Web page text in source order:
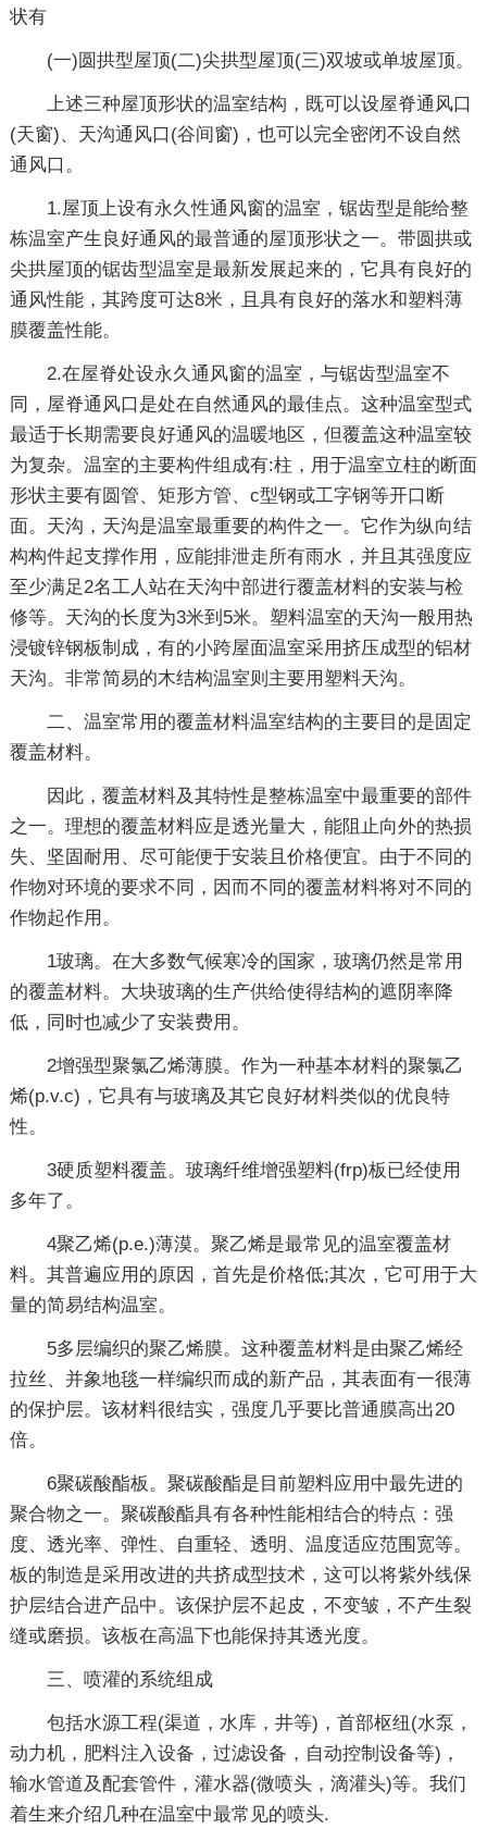
状有
(一)圆拱型屋顶(二)尖拱型屋顶(三)双坡或单坡屋顶。
上述三种屋顶形状的温室结构，既可以设屋脊通风口
(天窗)、天沟通风口(谷间窗)，也可以完全密闭不设自然
通风口。
1.屋顶上设有永久性通风窗的温室，锯齿型是能给整
栋温室产生良好通风的最普通的屋顶形状之一。带圆拱或
尖拱屋顶的锯齿型温室是最新发展起来的，它具有良好的
通风性能，其跨度可达8米，且具有良好的落水和塑料薄
膜覆盖性能。
2.在屋脊处设永久通风窗的温室，与锯齿型温室不
同，屋脊通风口是处在自然通风的最佳点。这种温室型式
最适于长期需要良好通风的温暖地区，但覆盖这种温室较
为复杂。温室的主要构件组成有:柱，用于温室立柱的断面
形状主要有圆管、矩形方管、c型钢或工字钢等开口断
面。天沟，天沟是温室最重要的构件之一。它作为纵向结
构构件起支撑作用，应能排泄走所有雨水，并且其强度应
至少满足2名工人站在天沟中部进行覆盖材料的安装与检
修等。天沟的长度为3米到5米。塑料温室的天沟一般用热
浸镀锌钢板制成，有的小跨屋面温室采用挤压成型的铝材
天沟。非常简易的木结构温室则主要用塑料天沟。
二、温室常用的覆盖材料温室结构的主要目的是固定
覆盖材料。
因此，覆盖材料及其特性是整栋温室中最重要的部件
之一。理想的覆盖材料应是透光量大，能阻止向外的热损
失、坚固耐用、尽可能便于安装且价格便宜。由于不同的
作物对环境的要求不同，因而不同的覆盖材料将对不同的
作物起作用。
1玻璃。在大多数气候寒冷的国家，玻璃仍然是常用
的覆盖材料。大块玻璃的生产供给使得结构的遮阴率降
低，同时也减少了安装费用。
2增强型聚氯乙烯薄膜。作为一种基本材料的聚氯乙
烯(p.v.c)，它具有与玻璃及其它良好材料类似的优良特
性。
3硬质塑料覆盖。玻璃纤维增强塑料(frp)板已经使用
多年了。
4聚乙烯(p.e.)薄漠。聚乙烯是最常见的温室覆盖材
料。其普遍应用的原因，首先是价格低;其次，它可用于大
量的简易结构温室。
5多层编织的聚乙烯膜。这种覆盖材料是由聚乙烯经
拉丝、并象地毯一样编织而成的新产品，其表面有一很薄
的保护层。该材料很结实，强度几乎要比普通膜高出20
倍。
6聚碳酸酯板。聚碳酸酯是目前塑料应用中最先进的
聚合物之一。聚碳酸酯具有各种性能相结合的特点：强
度、透光率、弹性、自重轻、透明、温度适应范围宽等。
板的制造是采用改进的共挤成型技术，这可以将紫外线保
护层结合进产品中。该保护层不起皮，不变皱，不产生裂
缝或磨损。该板在高温下也能保持其透光度。
三、喷灌的系统组成
包括水源工程(渠道，水库，井等)，首部枢纽(水泵，
动力机，肥料注入设备，过滤设备，自动控制设备等)，
输水管道及配套管件，灌水器(微喷头，滴灌头)等。我们
着生来介绍几种在温室中最常见的喷头.